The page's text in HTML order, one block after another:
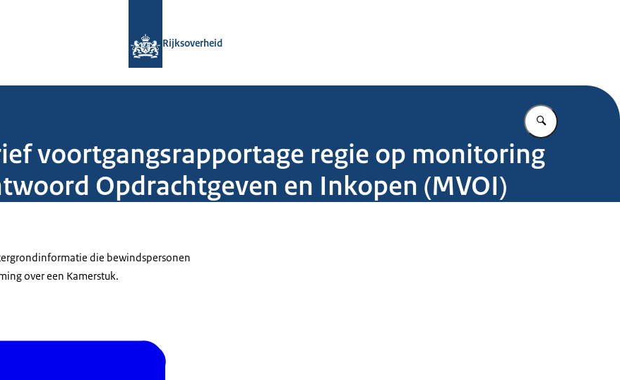
Rijksoverheid
Vul in wat u
voortgangsrapportage regie op monitoring
Opdrachtgeven en Inkopen (MVOI)
die bewindspersonen
over een Kamerstuk.